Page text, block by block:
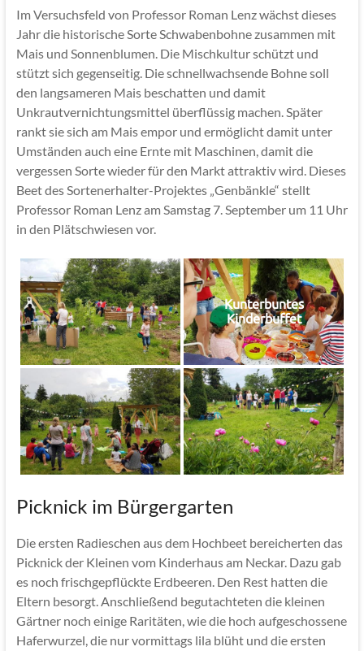
Im Versuchsfeld von Professor Roman Lenz wächst dieses
Jahr die historische Sorte Schwabenbohne zusammen mit
Mais und Sonnenblumen. Die Mischkultur schützt und
stützt sich gegenseitig. Die schnellwachsende Bohne soll
den langsameren Mais beschatten und damit
Unkrautvernichtungsmittel überflüssig machen. Später
rankt sie sich am Mais empor und ermöglicht damit unter
Umständen auch eine Ernte mit Maschinen, damit die
vergessen Sorte wieder für den Markt attraktiv wird. Dieses
Beet des Sortenerhalter-Projektes „Genbänkle“ stellt
Professor Roman Lenz am Samstag 7. September um 11 Uhr
in den Plätschwiesen vor.
Kunterbuntes
Kinderbuffet
Picknick im Bürgergarten
Die ersten Radieschen aus dem Hochbeet bereicherten das
Picknick der Kleinen vom Kinderhaus am Neckar. Dazu gab
es noch frischgepflückte Erdbeeren. Den Rest hatten die
Eltern besorgt. Anschließend begutachteten die kleinen
Gärtner noch einige Raritäten, wie die hoch aufgeschossene
Haferwurzel, die nur vormittags lila blüht und die ersten